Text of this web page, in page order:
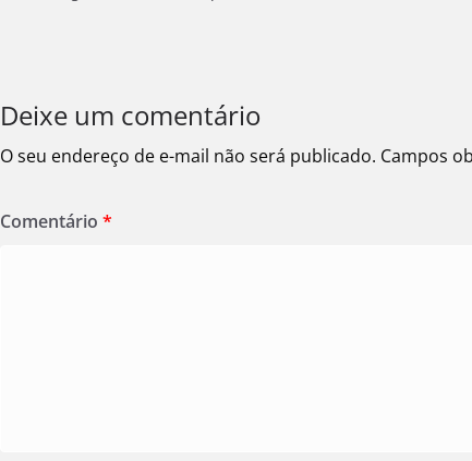
Deixe um comentário
O seu endereço de e-mail não será publicado. Campos
Comentário *